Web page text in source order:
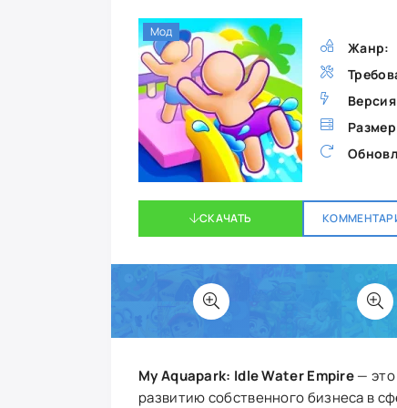
Жанр:
СКАЧАТЬ
Мод
My Aquapark: Idle Water Empire—
развитию собственного бизнеса в